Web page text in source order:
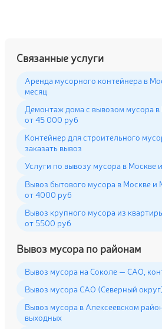
Связанные услуги
Аренда мусорного контейнера в
месяц
Демонтаж дома с вывозом мусора
от 45 000 руб
Контейнер для строительного
заказать вывоз
Услуги по вывозу мусора в
Вывоз бытового мусора в Москве и
от 4000 руб
Вывоз крупного мусора из
от 5500 руб
Вывоз мусора по районам
Вывоз мусора на Соколе — САО,
Вывоз мусора САО (Северный
Вывоз мусора в Алексеевском
выходных